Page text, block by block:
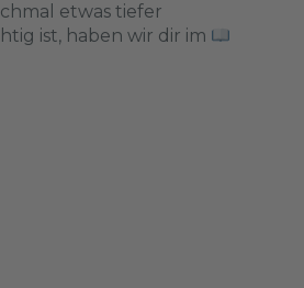
etwas tiefer
ist, haben wir dir im